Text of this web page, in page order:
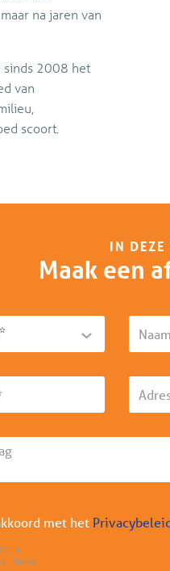
na jaren van
sinds 2008 het
van
scoort.
IN DEZE
Maak een
met het
• Terms